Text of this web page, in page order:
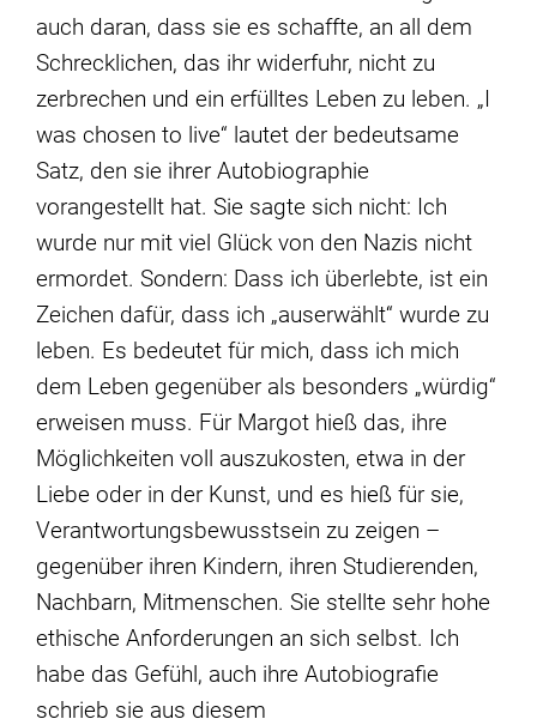
auch daran, dass sie es schaffte, an all dem
Schrecklichen, das ihr widerfuhr, nicht zu
zerbrechen und ein erfülltes Leben zu leben. „I
was chosen to live“ lautet der bedeutsame
Satz, den sie ihrer Autobiographie
vorangestellt hat. Sie sagte sich nicht: Ich
wurde nur mit viel Glück von den Nazis nicht
ermordet. Sondern: Dass ich überlebte, ist ein
Zeichen dafür, dass ich „auserwählt“ wurde zu
leben. Es bedeutet für mich, dass ich mich
dem Leben gegenüber als besonders „würdig“
erweisen muss. Für Margot hieß das, ihre
Möglichkeiten voll auszukosten, etwa in der
Liebe oder in der Kunst, und es hieß für sie,
Verantwortungsbewusstsein zu zeigen –
gegenüber ihren Kindern, ihren Studierenden,
Nachbarn, Mitmenschen. Sie stellte sehr hohe
ethische Anforderungen an sich selbst. Ich
habe das Gefühl, auch ihre Autobiografie
schrieb sie aus diesem